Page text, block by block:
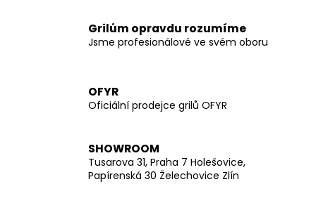
Grilům opravdu rozumíme
Jsme profesionálové ve svém oboru
OFYR
Oficiální prodejce grilů OFYR
SHOWROOM
Tusarova 31, Praha 7 Holešovice,
Papírenská 30 Želechovice Zlín